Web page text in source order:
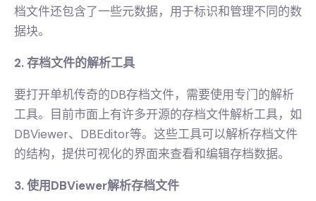
档文件还包含了一些元数据，用于标识和管理不同的数
据块。
2. 存档文件的解析工具
要打开单机传奇的DB存档文件，需要使用专门的解析
工具。目前市面上有许多开源的存档文件解析工具，如
DBViewer、DBEditor等。这些工具可以解析存档文件
的结构，提供可视化的界面来查看和编辑存档数据。
3. 使用DBViewer解析存档文件